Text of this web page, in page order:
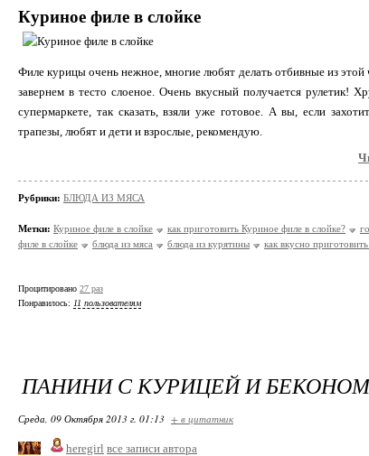
Куриное филе в слойке
Филе курицы очень нежное, многие любят делать отбивные из
завернем в тесто слоеное. Очень вкусный получается рулетик!
супермаркете, так сказать, взяли уже готовое. А вы, если
трапезы, любят и дети и взрослые, рекомендую.
Рубрики: БЛЮДА ИЗ МЯСА
Метки: Куриное филе в слойке как приготовить Куриное филе в слойке?
филе в слойке
блюда из мяса блюда из курятины как вкусно
Процитировано 27 раз
Понравилось: 11 пользователям
ПАНИНИ С КУРИЦЕЙ И БЕКОНОМ
Среда, 09 Октября 2013 г. 01:13 + в цитатник
heregirl все записи автора